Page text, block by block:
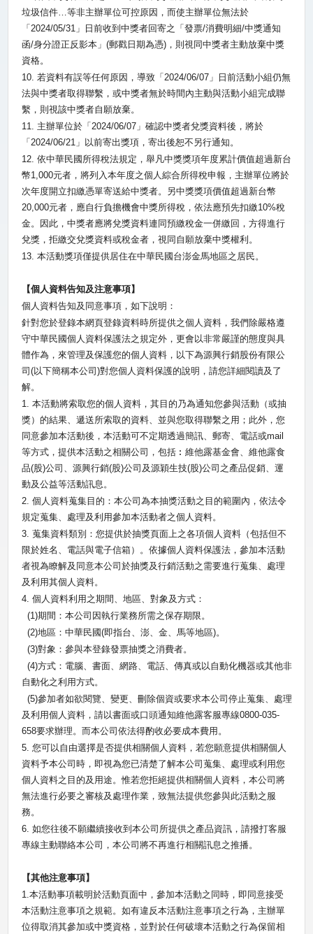
垃圾信件…等非主辦單位可控原因，而使主辦單位無法於
「2024/05/31 」日前收到中獎者回寄之「發票/消費明細/中獎通知
函/身分證正反影本」 (郵戳日期為憑)，則視同中獎者主動放棄中獎
資格。
10. 若資料有誤等任何原因，導致「2024/06/07」日前活動小組仍無
法與中獎者取得聯繫，或中獎者無於時間內主動與活動小組完成聯
繫，則視該中獎者自願放棄。
11. 主辦單位於「2024/06/07」確認中獎者兌獎資料後，將於
「2024/06/21 」以前寄出獎項，寄出後恕不另行通知。
12. 依中華民國所得稅法規定，舉凡中獎獎項年度累計價值超過新台
幣1,000元者，將列入本年度之個人綜合所得稅申報，主辦單位將於
次年度開立扣繳憑單寄送給中獎者。另中獎獎項價值超過新台幣
20,000元者，應自行負擔機會中獎所得稅，依法應預先扣繳10%稅
金。因此，中獎者應將兌獎資料連同預繳稅金一併繳回，方得進行
兌獎，拒繳交兌獎資料或稅金者，視同自願放棄中獎權利。
13. 本活動獎項僅提供居住在中華民國台澎金馬地區之居民。
【個人資料告知及注意事項】
個人資料告知及同意事項，如下說明：
針對您於登錄本網頁登錄資料時所提供之個人資料，我們除嚴格遵
守中華民國個人資料保護法之規定外，更會以非常嚴謹的態度與具
體作為，來管理及保護您的個人資料，以下為源興行銷股份有限公
司(以下簡稱本公司)對您個人資料保護的說明，請您詳細閱讀及了
解。
1. 本活動將索取您的個人資料，其目的乃為通知您參與活動（或抽
獎）的結果、遞送所索取的資料、並與您取得聯繫之用；此外，您
同意參加本活動後，本活動可不定期透過簡訊、郵寄、電話或mail
等方式，提供本活動之相關公司，包括︰維他露基金會、維他露食
品(股)公司、源興行銷(股)公司及源穎生技(股)公司之產品促銷、運
動及公益等活動訊息。
2. 個人資料蒐集目的：本公司為本抽獎活動之目的範圍內，依法令
規定蒐集、處理及利用參加本活動者之個人資料。
3. 蒐集資料類別：您提供於抽獎頁面上之各項個人資料（包括但不
限於姓名、電話與電子信箱）。依據個人資料保護法，參加本活動
者視為瞭解及同意本公司於抽獎及行銷活動之需要進行蒐集、處理
及利用其個人資料。
4. 個人資料利用之期間、地區、對象及方式：
(1)期間：本公司因執行業務所需之保存期限。
(2)地區：中華民國(即指台、澎、金、馬等地區)。
(3)對象：參與本登錄發票抽獎之消費者。
(4)方式：電腦、書面、網路、電話、傳真或以自動化機器或其他非
自動化之利用方式。
(5)參加者如欲閱覽、變更、刪除個資或要求本公司停止蒐集、處理
及利用個人資料，請以書面或口頭通知維他露客服專線0800-035-
658要求辦理。而本公司依法得酌收必要成本費用。
5. 您可以自由選擇是否提供相關個人資料，若您願意提供相關個人
資料予本公司時，即視為您已清楚了解本公司蒐集、處理或利用您
個人資料之目的及用途。惟若您拒絕提供相關個人資料，本公司將
無法進行必要之審核及處理作業，致無法提供您參與此活動之服
務。
6. 如您往後不願繼續接收到本公司所提供之產品資訊，請撥打客服
專線主動聯絡本公司，本公司將不再進行相關訊息之推播。
【其他注意事項】
1. 本活動事項載明於活動頁面中，參加本活動之同時，即同意接受
本活動注意事項之規範。如有違反本活動注意事項之行為，主辦單
位得取消其參加或中獎資格，並對於任何破壞本活動之行為保留相